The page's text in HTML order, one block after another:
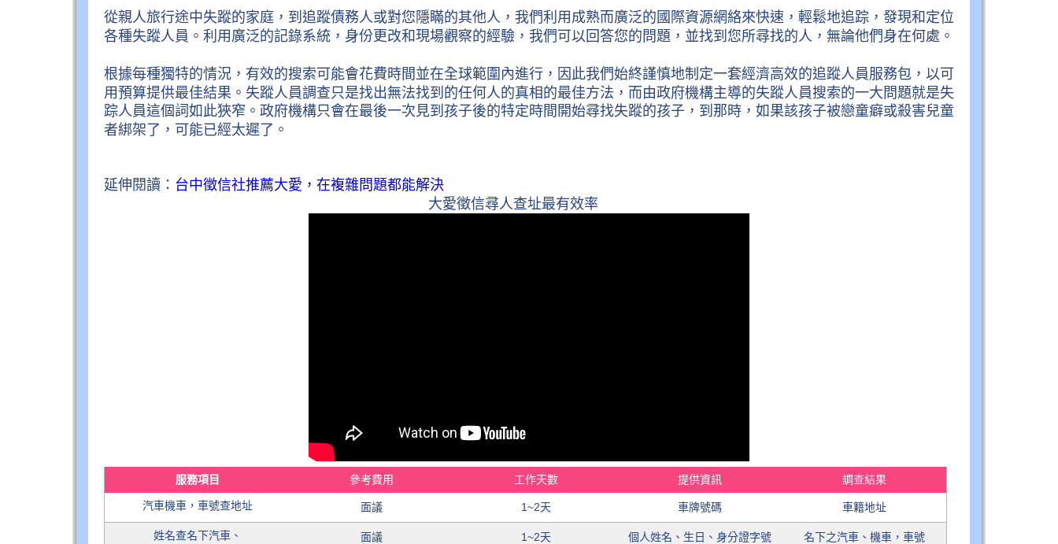
從親人旅行途中失蹤的家庭，到追蹤債務人或對您隱瞞的其他人，我們利用成熟而廣泛的國際資源網絡來快速，輕鬆地追踪，發現和定位
各種失蹤人員。利用廣泛的記錄系統，身份更改和現場觀察的經驗，我們可以回答您的問題，並找到您所尋找的人，無論他們身在何處。
根據每種獨特的情況，有效的搜索可能會花費時間並在全球範圍內進行，因此我們始終謹慎地制定一套經濟高效的追蹤人員服務包，以可
用預算提供最佳結果。失蹤人員調查只是找出無法找到的任何人的真相的最佳方法，而由政府機構主導的失蹤人員搜索的一大問題就是失
踪人員這個詞如此狹窄。政府機構只會在最後一次見到孩子後的特定時間開始尋找失蹤的孩子，到那時，如果該孩子被戀童癖或殺害兒童
者綁架了，可能已經太遲了。
延伸閱讀： 台中徵信社推薦大愛，在複雜問題都能解決
大愛徵信尋人查址最有效率
服務項目
汽車機車，車號查地址
參考費用
面議
工作天數
1~2天
提供資訊
車牌號碼
調查結果
車籍地址
姓名查名下汽車、
面議 1~2天 個人姓名、生日、身分證字號 名下之汽車、機車，車號